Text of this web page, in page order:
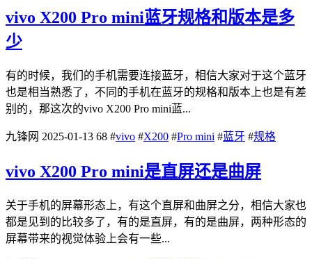
vivo X200 Pro mini蓝牙规格和版本是多
少
有的时候，我们的手机需要连接蓝牙，相信大家对于这个蓝牙
也是相当熟悉了，不同的手机在蓝牙的规格和版本上也是有差
别的，那这次的vivo X200 Pro mini蓝...
九锋网 2025-01-13 68 #vivo #X200 #Pro mini #蓝牙 #规格
vivo X200 Pro mini是直屏还是曲屏
关于手机的屏幕形态上，有这个直屏和曲屏之分，相信大家也
都是见到的比较多了，有的是直屏，有的是曲屏，两种形态的
屏幕带来的视觉体验上会有一些...